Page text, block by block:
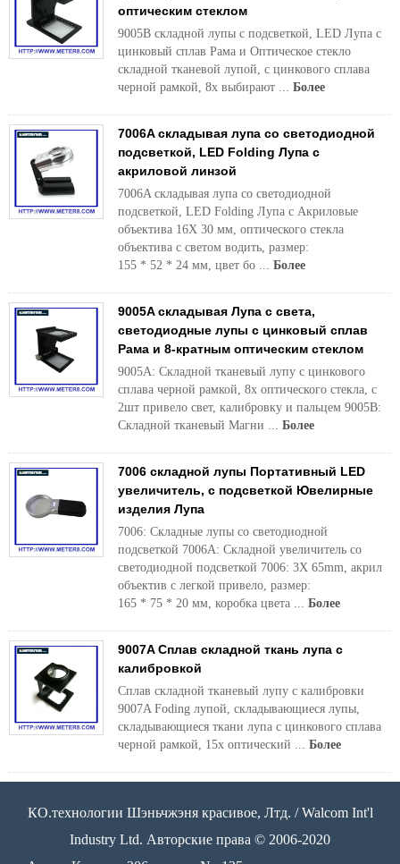
оптическим стеклом
9005B складной лупы с подсветкой, LED Лупа с
цинковый сплав Рама и Оптическое стекло
складной тканевой лупой, с цинкового сплава
черной рамкой, 8x выбирают ... Более
7006A складывая лупа со светодиодной
подсветкой, LED Folding Лупа с
акриловой линзой
7006A складывая лупа со светодиодной
подсветкой, LED Folding Лупа с Акриловые
объектива 16X 30 мм, оптического стекла
объектива с светом водить, размер:
155 * 52 * 24 мм, цвет бо ... Более
9005A складывая Лупа с света,
светодиодные лупы с цинковый сплав
Рама и 8-кратным оптическим стеклом
9005A: Складной тканевый лупу с цинкового
сплава черной рамкой, 8x оптического стекла, с
2шт привело свет, калибровку и пальцем 9005B:
Складной тканевый Магни ... Более
7006 складной лупы Портативный LED
увеличитель, с подсветкой Ювелирные
изделия Лупа
7006: Складные лупы со светодиодной
подсветкой 7006A: Складной увеличитель со
светодиодной подсветкой 7006: 3X 65mm, акрил
объектив с легкой привело, размер:
165 * 75 * 20 мм, коробка цвета ... Более
9007A Сплав складной ткань лупа с
калибровкой
Сплав складной тканевый лупу с калибровки
9007A Foding лупой, складывающиеся лупы,
складывающиеся ткани лупа с цинкового сплава
черной рамкой, 15x оптический ... Более
КО.технологии Шэньчжэня красивое, Лтд. / Walcom Int'l
Industry Ltd. Авторские права © 2006-2020